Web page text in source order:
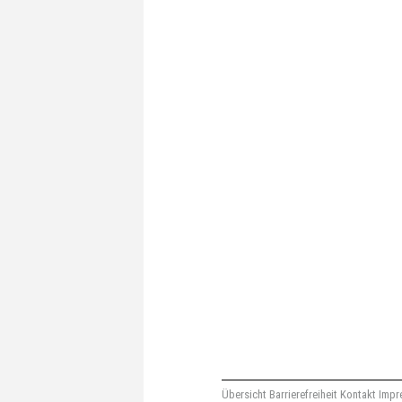
Übersicht Barrierefreiheit Kontakt